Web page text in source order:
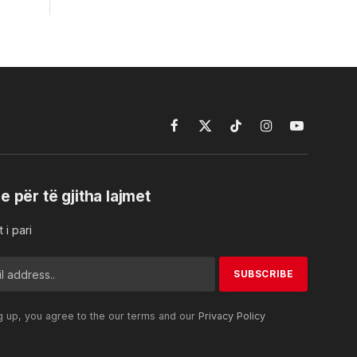
Facebook
X
TikTokInstagramYouTube
për të gjitha lajmet
i pari
up, you agree to the our terms and our Privacy Policy